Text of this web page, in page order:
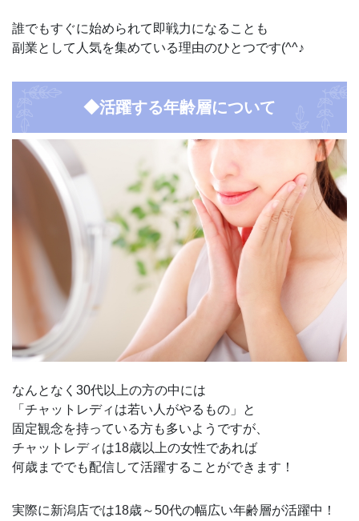
誰でもすぐに始められて即戦力になることも
副業として人気を集めている理由のひとつです(^^♪
◆活躍する年齢層について
なんとなく30代以上の方の中には
「チャットレディは若い人がやるもの」と
固定観念を持っている方も多いようですが、
チャットレディは18歳以上の女性であれば
何歳まででも配信して活躍することができます！
実際に新潟店では18歳～50代の幅広い年齢層が活躍中！